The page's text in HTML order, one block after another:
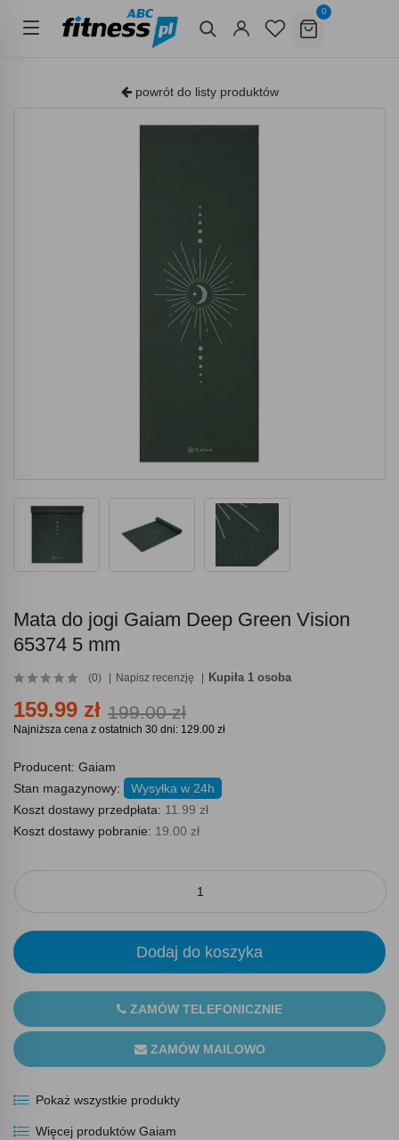
0
powrót do listy produktów
Mata do jogi Gaiam Deep Green Vision
65374 5 mm
(0) Napisz recenzję Kupiła 1 osoba
159.99 zł 199.00 zł
Najniższa cena z ostatnich 30 dni: 129.00 zł
Producent: Gaiam
Stan magazynowy:
Wysyłka w 24h
Koszt dostawy przedpłata: 11.99 zł
Koszt dostawy pobranie: 19.00 zł
Dodaj do koszyka
ZAMÓW TELEFONICZNIE
ZAMÓW MAILOWO
Pokaż wszystkie produkty
Więcej produktów Gaiam